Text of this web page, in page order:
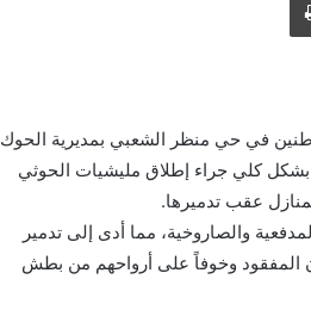
في حي منظر الشعبي بمديرية الحوك
كلي جراء إطلاق مليشيات الحوثي
عقب تدميرها.
والصاروخية، مما أدى إلى تدمير
المفقود وخوفاً على أرواحهم من بطش